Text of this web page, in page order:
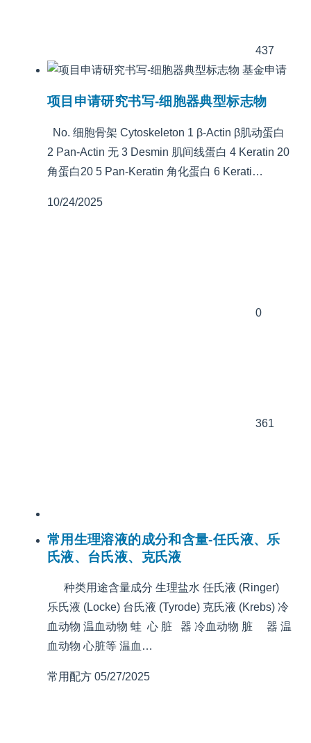
437
基金申请
项目申请研究书写-细胞器典型标志物
No. 细胞骨架 Cytoskeleton 1 β-Actin β肌动蛋白
2 Pan-Actin 无 3 Desmin 肌间线蛋白 4 Keratin 20
角蛋白20 5 Pan-Keratin 角化蛋白 6 Kerati…
10/24/2025
0
361
常用生理溶液的成分和含量-任氏液、乐
氏液、台氏液、克氏液
种类用途含量成分 生理盐水 任氏液 (Ringer)
乐氏液 (Locke) 台氏液 (Tyrode) 克氏液 (Krebs) 冷
血动物 温血动物 蛙 心 脏 器 冷血动物 脏 器 温
血动物 心脏等 温血…
常用配方 05/27/2025